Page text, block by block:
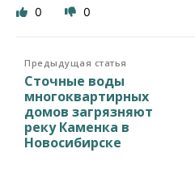
0 0
Предыдущая статья
Сточные воды
многоквартирных
домов загрязняют
реку Каменка в
Новосибирске